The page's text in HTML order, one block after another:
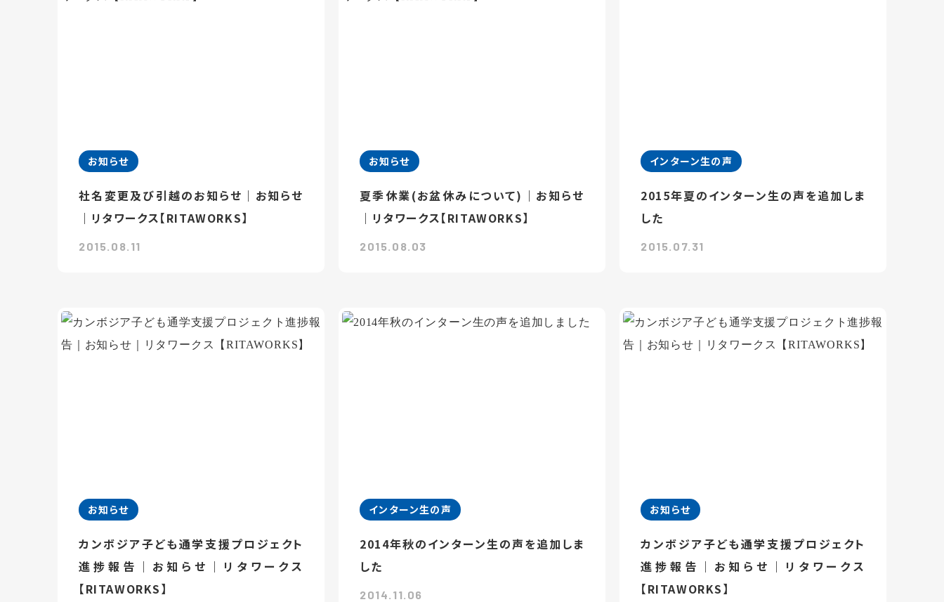
お知らせ
社名変更及び引越のお知らせ｜お知らせ
｜リタワークス【RITAWORKS】
2015.08.11
お知らせ
夏季休業(お盆休みについて)｜お知らせ
｜リタワークス【RITAWORKS】
2015.08.03
インターン生の声
2015年夏のインターン生の声を追加しま
した
2015.07.31
お知らせ
カンボジア子ども通学支援プロジェクト
進捗報告｜お知らせ｜リタワークス
【RITAWORKS】
インターン生の声
2014年秋のインターン生の声を追加しま
した
2014.11.06
お知らせ
カンボジア子ども通学支援プロジェクト
進捗報告｜お知らせ｜リタワークス
【RITAWORKS】